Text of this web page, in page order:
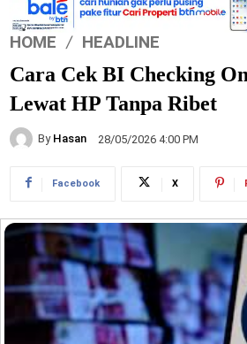
HOME HEADLINE
Cara Cek BI Checking
Lewat HP Tanpa Ribet
By Hasan 28/05/2026 4:00 PM
Facebook X